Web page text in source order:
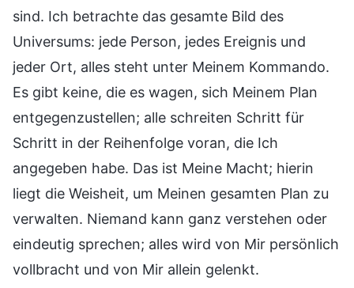
sind. Ich betrachte das gesamte Bild des
Universums: jede Person, jedes Ereignis und
jeder Ort, alles steht unter Meinem Kommando.
Es gibt keine, die es wagen, sich Meinem Plan
entgegenzustellen; alle schreiten Schritt für
Schritt in der Reihenfolge voran, die Ich
angegeben habe. Das ist Meine Macht; hierin
liegt die Weisheit, um Meinen gesamten Plan zu
verwalten. Niemand kann ganz verstehen oder
eindeutig sprechen; alles wird von Mir persönlich
vollbracht und von Mir allein gelenkt.